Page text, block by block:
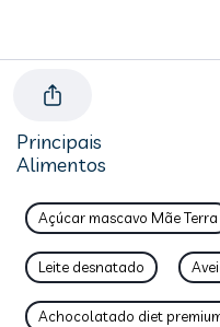
Principais
Alimentos
Açúcar mascavo Mãe Terra
Leite desnatado
Achocolatado diet